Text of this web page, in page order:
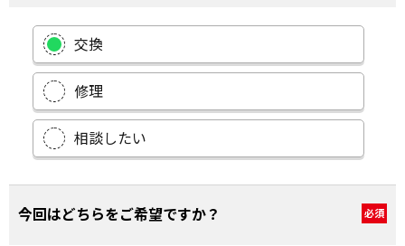
交換
修理
相談したい
今回はどちらをご希望ですか？ 必須